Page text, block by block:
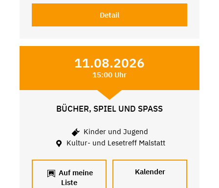
Detail
11.08.2026
15:00 Uhr
BÜCHER, SPIEL UND SPASS
Kinder und Jugend
Kultur- und Lesetreff Malstatt
Auf meine
Liste
Kalender